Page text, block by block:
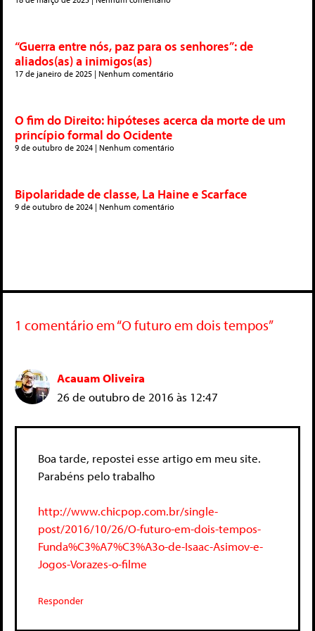
“Guerra entre nós, paz para os senhores”: de
aliados(as) a inimigos(as)
17 de janeiro de 2025 Nenhum comentário
O fim do Direito: hipóteses acerca da morte de um
princípio formal do Ocidente
9 de outubro de 2024 Nenhum comentário
Bipolaridade de classe, La Haine e Scarface
9 de outubro de 2024 Nenhum comentário
1 comentário em “O futuro em dois tempos”
Acauam Oliveira
26 de outubro de 2016 às 12:47
Boa tarde, repostei esse artigo em meu site.
Parabéns pelo trabalho
http://www.chicpop.com.br/single-
post/2016/10/26/O-futuro-em-dois-tempos-
Funda%C3%A7%C3%A3o-de-Isaac-Asimov-e-
Jogos-Vorazes-o-filme
Responder